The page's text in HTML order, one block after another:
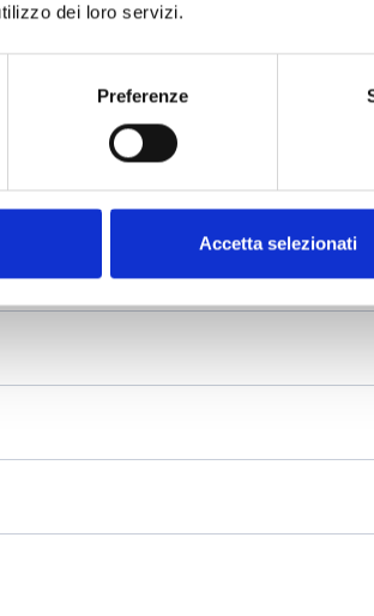
dei loro servizi.
Preferenze
Accetta selezionati